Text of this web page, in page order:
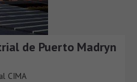
de Puerto Madryn
CIMA